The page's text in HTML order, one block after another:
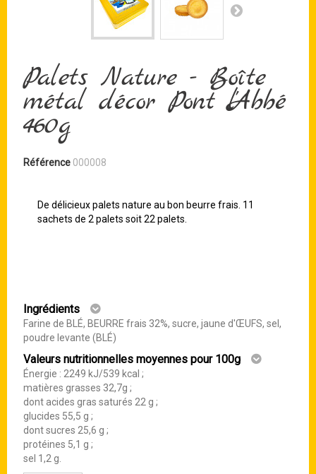
Palets Nature - Boîte
métal décor Pont l'Abbé
460g
Référence 000008
De délicieux palets nature au bon beurre frais. 11
sachets de 2 palets soit 22 palets.
Ingrédients
Farine de BLÉ, BEURRE frais 32%, sucre, jaune d'ŒUFS, sel,
poudre levante (BLÉ)
Valeurs nutritionnelles moyennes pour 100g
Énergie : 2249 kJ/539 kcal ;
matières grasses 32,7g ;
dont acides gras saturés 22 g ;
glucides 55,5 g ;
dont sucres 25,6 g ;
protéines 5,1 g ;
sel 1,2 g.